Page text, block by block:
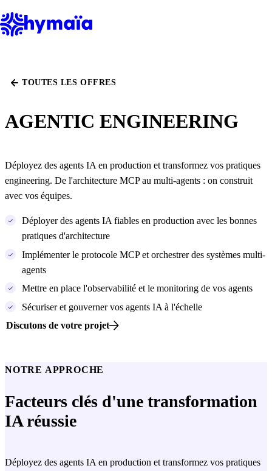
TOUTES LES OFFRES
AGENTIC ENGINEERING
Déployez des agents IA en production et transformez vos pratiques
engineering. De l'architecture MCP au multi-agents : on construit
avec vos équipes.
Déployer des agents IA fiables en production avec les bonnes
pratiques d'architecture
Implémenter le protocole MCP et orchestrer des systèmes multi-
agents
Mettre en place l'observabilité et le monitoring de vos agents
Sécuriser et gouverner vos agents IA à l'échelle
Discutons de votre projet
NOTRE APPROCHE
Facteurs clés d'une transformation
IA réussie
Déployez des agents IA en production et transformez vos pratiques